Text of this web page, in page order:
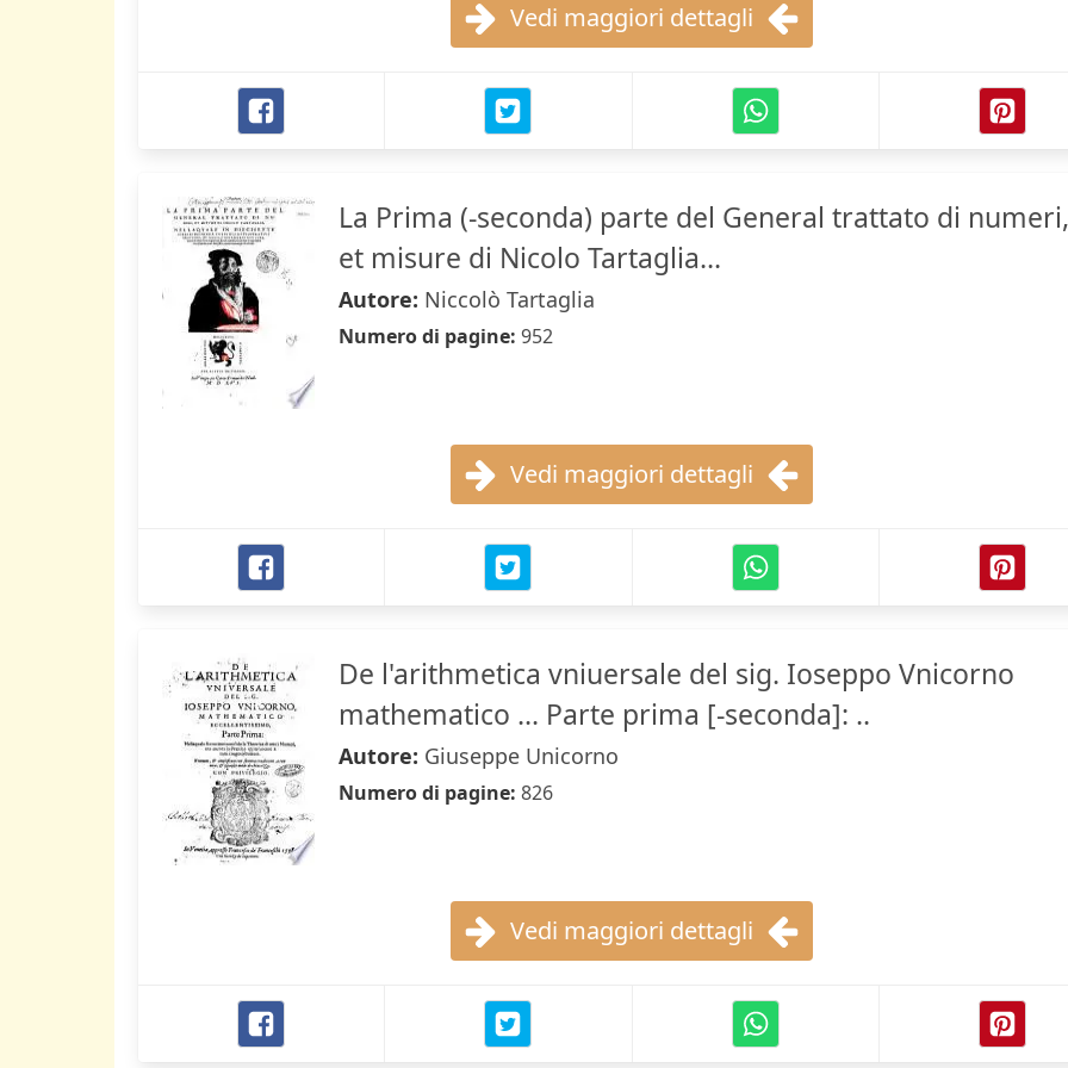
Vedi maggiori dettagli
La Prima (-seconda) parte del General trattato di numeri,
et misure di Nicolo Tartaglia...
Autore: Niccolò Tartaglia
Numero di pagine: 952
Vedi maggiori dettagli
De l'arithmetica vniuersale del sig. Ioseppo Vnicorno
mathematico ... Parte prima [-seconda]: ..
Autore: Giuseppe Unicorno
Numero di pagine: 826
Vedi maggiori dettagli